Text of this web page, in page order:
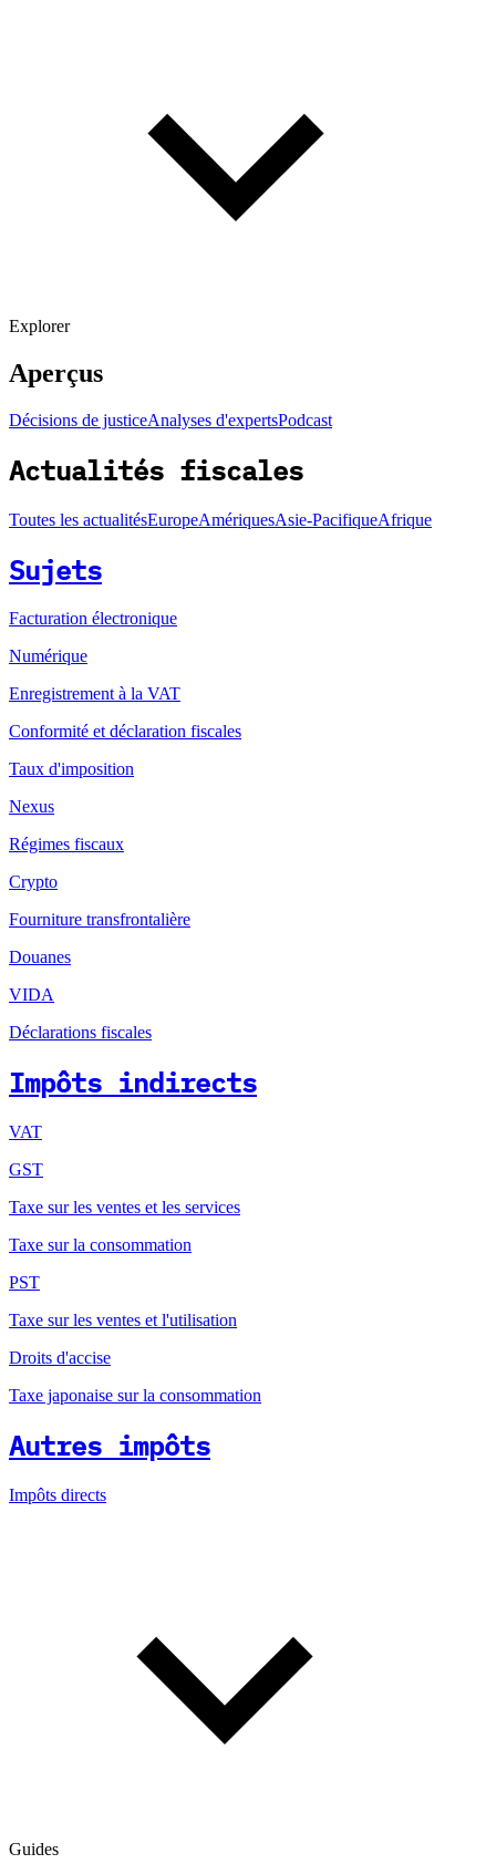
Explorer
Aperçus
Décisions de justiceAnalyses d'expertsPodcast
Actualités fiscales
Toutes les actualitésEuropeAmériquesAsie-PacifiqueAfrique
Sujets
Facturation électronique
Numérique
Enregistrement à la VAT
Conformité et déclaration fiscales
Taux d'imposition
Nexus
Régimes fiscaux
Crypto
Fourniture transfrontalière
Douanes
VIDA
Déclarations fiscales
Impôts indirects
VAT
GST
Taxe sur les ventes et les services
Taxe sur la consommation
PST
Taxe sur les ventes et l'utilisation
Droits d'accise
Taxe japonaise sur la consommation
Autres impôts
Impôts directs
Guides